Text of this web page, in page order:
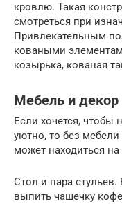
кровлю. Такая
смотреться при
Привлекательным
коваными
козырька, кованая
Мебель и декор
Если хочется, чтобы
уютно, то без
может находиться на
Стол и пара
выпить чашечку